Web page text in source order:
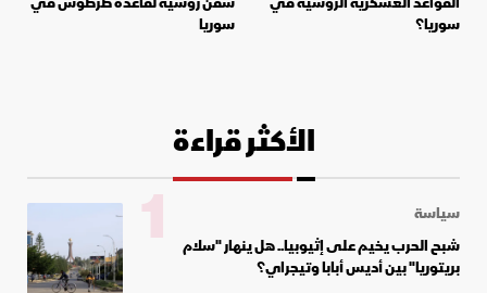
سوريا؟
سوريا
الأكثر قراءة
سياسة
شبح الحرب يخيم على إثيوبيا.. هل ينهار "سلام
بريتوريا" بين أديس أبابا وتيجراي؟
1